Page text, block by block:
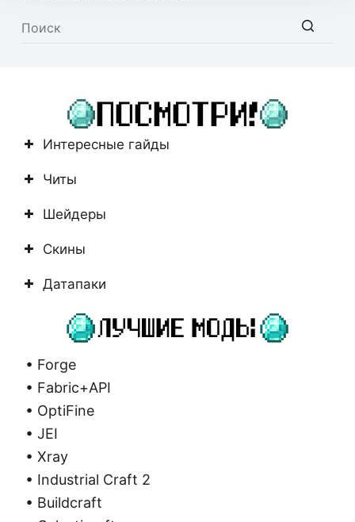
Интересные гайды
Читы
Шейдеры
Скины
Датапаки
• Forge
• Fabric+API
• OptiFine
• JEI
• Xray
• Industrial Craft 2
• Buildcraft